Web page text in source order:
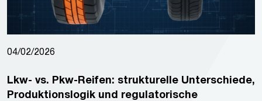
04/02/2026
Lkw- vs. Pkw-Reifen: strukturelle Unterschiede,
Produktionslogik und regulatorische